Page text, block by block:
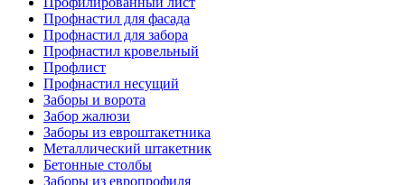
Профнастил для фасада
Профнастил для забора
Профнастил кровельный
Профлист
Профнастил несущий
Заборы и ворота
Забор жалюзи
Заборы из евроштакетника
Металлический штакетник
Бетонные столбы
Заборы из европрофиля